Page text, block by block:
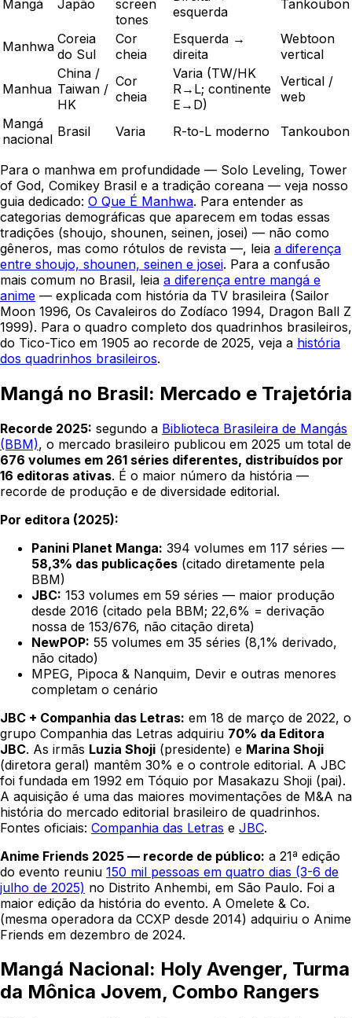
Mangá Japão
screen
tones
esquerda
Tankoubon
Manhwa Coreia
do Sul
Cor
cheia
Esquerda →
direita
Webtoon
vertical
Manhua
China /
Taiwan /
HK
Cor
cheia
Varia (TW/HK
R→L; continente
E→D)
Vertical /
web
Mangá
nacional Brasil Varia R-to-L moderno Tankoubon
Para o manhwa em profundidade — Solo Leveling, Tower
of God, Comikey Brasil e a tradição coreana — veja nosso
guia dedicado: O Que É Manhwa. Para entender as
categorias demográficas que aparecem em todas essas
tradições (shoujo, shounen, seinen, josei) — não como
gêneros, mas como rótulos de revista —, leia a diferença
entre shoujo, shounen, seinen e josei. Para a confusão
mais comum no Brasil, leia a diferença entre mangá e
anime — explicada com história da TV brasileira (Sailor
Moon 1996, Os Cavaleiros do Zodíaco 1994, Dragon Ball Z
1999). Para o quadro completo dos quadrinhos brasileiros,
do Tico-Tico em 1905 ao recorde de 2025, veja a história
dos quadrinhos brasileiros.
Mangá no Brasil: Mercado e Trajetória
Recorde 2025: segundo a Biblioteca Brasileira de Mangás
(BBM), o mercado brasileiro publicou em 2025 um total de
676 volumes em 261 séries diferentes, distribuídos por
16 editoras ativas. É o maior número da história —
recorde de produção e de diversidade editorial.
Por editora (2025):
Panini Planet Manga: 394 volumes em 117 séries —
58,3% das publicações (citado diretamente pela
BBM)
JBC: 153 volumes em 59 séries — maior produção
desde 2016 (citado pela BBM; 22,6% = derivação
nossa de 153/676, não citação direta)
NewPOP: 55 volumes em 35 séries (8,1% derivado,
não citado)
MPEG, Pipoca & Nanquim, Devir e outras menores
completam o cenário
JBC + Companhia das Letras: em 18 de março de 2022, o
grupo Companhia das Letras adquiriu 70% da Editora
JBC. As irmãs Luzia Shoji (presidente) e Marina Shoji
(diretora geral) mantêm 30% e o controle editorial. A JBC
foi fundada em 1992 em Tóquio por Masakazu Shoji (pai).
A aquisição é uma das maiores movimentações de M&A na
história do mercado editorial brasileiro de quadrinhos.
Fontes oficiais: Companhia das Letras e JBC.
Anime Friends 2025 — recorde de público: a 21ª edição
do evento reuniu 150 mil pessoas em quatro dias (3-6 de
julho de 2025) no Distrito Anhembi, em São Paulo. Foi a
maior edição da história do evento. A Omelete & Co.
(mesma operadora da CCXP desde 2014) adquiriu o Anime
Friends em dezembro de 2024.
Mangá Nacional: Holy Avenger, Turma
da Mônica Jovem, Combo Rangers